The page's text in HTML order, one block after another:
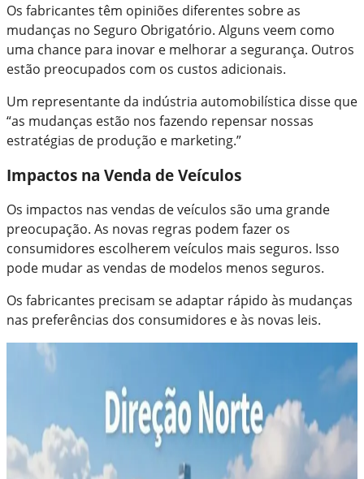
Os fabricantes têm opiniões diferentes sobre as
mudanças no Seguro Obrigatório. Alguns veem como
uma chance para inovar e melhorar a segurança. Outros
estão preocupados com os custos adicionais.
Um representante da indústria automobilística disse que
“as mudanças estão nos fazendo repensar nossas
estratégias de produção e marketing.”
Impactos na Venda de Veículos
Os impactos nas vendas de veículos são uma grande
preocupação. As novas regras podem fazer os
consumidores escolherem veículos mais seguros. Isso
pode mudar as vendas de modelos menos seguros.
Os fabricantes precisam se adaptar rápido às mudanças
nas preferências dos consumidores e às novas leis.